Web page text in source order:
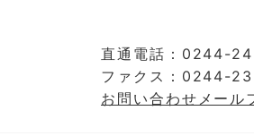
直通電話：0244-
ファクス：0244-
お問い合わせメール